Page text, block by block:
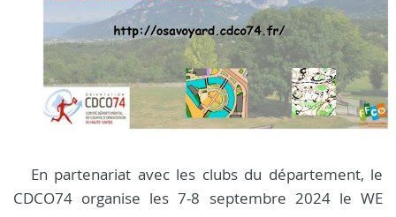
En partenariat avec les clubs du département, le
CDCO74 organise les 7-8 septembre 2024 le WE